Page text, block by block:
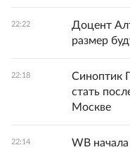
22:22
Доцент
размер
22:18
Синоптик
стать
Москве
22:14
WB